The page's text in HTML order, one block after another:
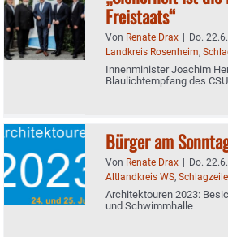
Freistaats“
Von Renate Drax | Do.
Landkreis Rosenheim,
Innenminister Joachim
Blaulichtempfang des
Bürger am
Von Renate Drax | Do.
Altlandkreis WS,
Architektouren 2023:
und Schwimmhalle